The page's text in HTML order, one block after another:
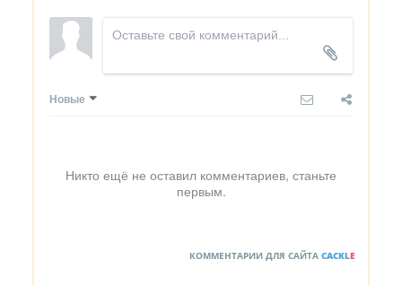
Новые
Никто ещё не оставил комментариев, станьте
первым.
КОММЕНТАРИИ ДЛЯ САЙТА CACKLE